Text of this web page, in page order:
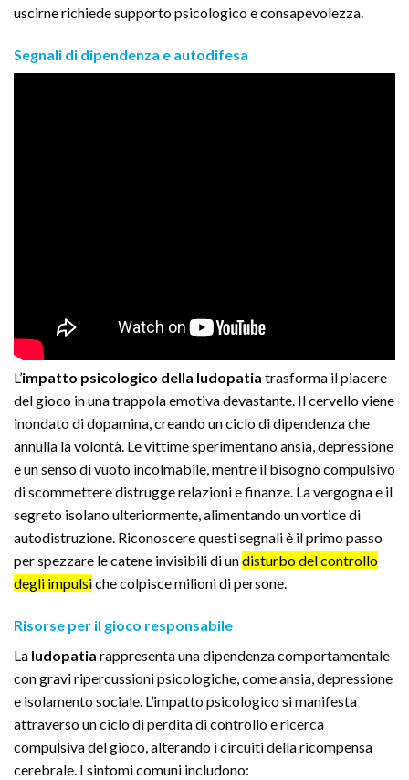
uscirne richiede supporto psicologico e consapevolezza.
Segnali di dipendenza e autodifesa
L’impatto psicologico della ludopatia trasforma il piacere
del gioco in una trappola emotiva devastante. Il cervello viene
inondato di dopamina, creando un ciclo di dipendenza che
annulla la volontà. Le vittime sperimentano ansia, depressione
e un senso di vuoto incolmabile, mentre il bisogno compulsivo
di scommettere distrugge relazioni e finanze. La vergogna e il
segreto isolano ulteriormente, alimentando un vortice di
autodistruzione. Riconoscere questi segnali è il primo passo
per spezzare le catene invisibili di undisturbo del controllo
degli impulsiche colpisce milioni di persone.
Risorse per il gioco responsabile
La ludopatia rappresenta una dipendenza comportamentale
con gravi ripercussioni psicologiche, come ansia, depressione
e isolamento sociale. L’impatto psicologico si manifesta
attraverso un ciclo di perdita di controllo e ricerca
compulsiva del gioco, alterando i circuiti della ricompensa
cerebrale. I sintomi comuni includono: